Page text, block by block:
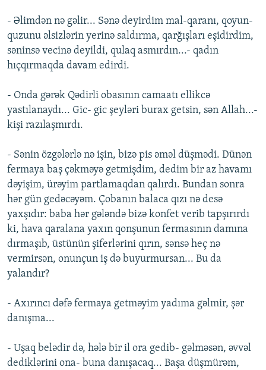
- Əlimdən nə gəlir... Sənə deyirdim mal-qaranı, qoyun-
quzunu əlsizlərin yerinə saldırma, qarğışları eşidirdim,
səninsə vecinə deyildi, qulaq asmırdın...- qadın
hıçqırmaqda davam edirdi.
- Onda gərək Qədirli obasının camaatı ellikcə
yastılanaydı... Gic- gic şeyləri burax getsin, sən Allah...-
kişi razılaşmırdı.
- Sənin özgələrlə nə işin, bizə pis əməl düşmədi. Dünən
fermaya baş çəkməyə getmişdim, dedim bir az havamı
dəyişim, ürəyim partlamaqdan qalırdı. Bundan sonra
hər gün gedəcəyəm. Çobanın balaca qızı nə desə
yaxşıdır: baba hər gələndə bizə konfet verib tapşırırdı
ki, hava qaralana yaxın qonşunun fermasının damına
dırmaşıb, üstünün şiferlərini qırın, sənsə heç nə
vermirsən, onunçun iş də buyurmursan... Bu da
yalandır?
- Axırıncı dəfə fermaya getməyim yadıma gəlmir, şər
danışma...
- Uşaq belədir də, hələ bir il ora gedib- gəlməsən, əvvəl
dediklərini ona- buna danışacaq... Başa düşmürəm,